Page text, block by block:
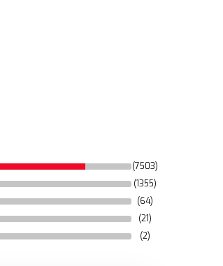
(7503)
(1355)
(64)
(21)
(2)